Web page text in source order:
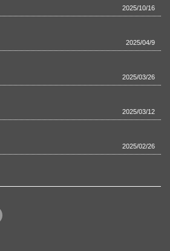
2025/10/16
2025/04/9
2025/03/26
2025/03/12
2025/02/26